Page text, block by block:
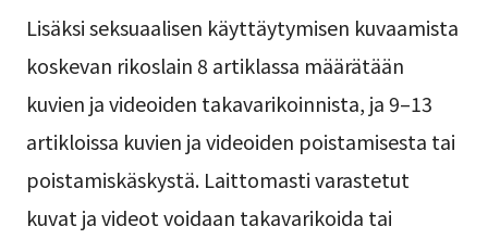
Lisäksi seksuaalisen käyttäytymisen kuvaamista
koskevan rikoslain 8 artiklassa määrätään
kuvien ja videoiden takavarikoinnista, ja 9–13
artikloissa kuvien ja videoiden poistamisesta tai
poistamiskäskystä. Laittomasti varastetut
kuvat ja videot voidaan takavarikoida tai